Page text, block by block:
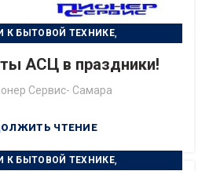
К БЫТОВОЙ ТЕХНИКЕ,
ТЕХНИКИ
АСЦ в праздники!
Сервис- Самара
ЧТЕНИЕ
К БЫТОВОЙ ТЕХНИКЕ,